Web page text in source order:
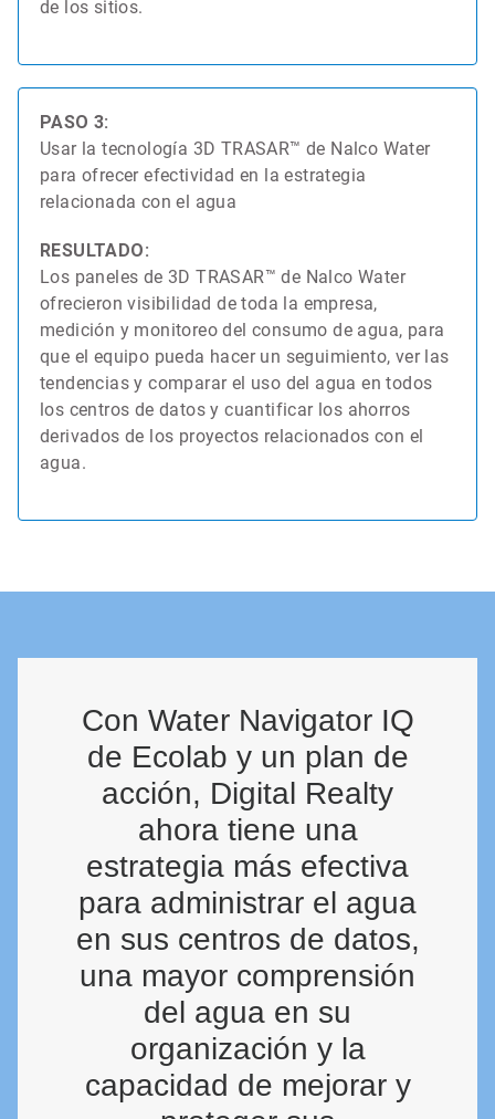
de los sitios.
PASO 3:
Usar la tecnología 3D TRASAR™ de Nalco Water
para ofrecer efectividad en la estrategia
relacionada con el agua
RESULTADO:
Los paneles de 3D TRASAR™ de Nalco Water
ofrecieron visibilidad de toda la empresa,
medición y monitoreo del consumo de agua, para
que el equipo pueda hacer un seguimiento, ver las
tendencias y comparar el uso del agua en todos
los centros de datos y cuantificar los ahorros
derivados de los proyectos relacionados con el
agua.
Con Water Navigator IQ​​​​​​​
de Ecolab y un plan de
acción, Digital Realty
ahora tiene una
estrategia más efectiva
para administrar el agua
en sus centros de datos,
una mayor comprensión
del agua en su
organización y la
capacidad de mejorar y